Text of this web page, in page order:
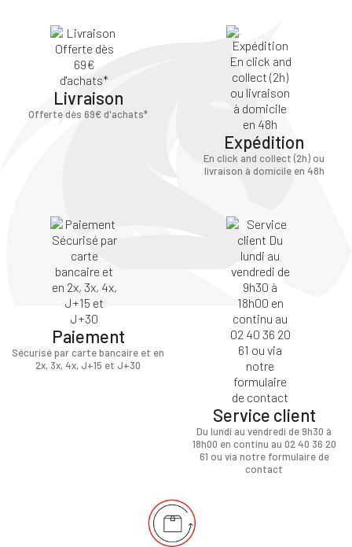
Livraison
Offerte dès 69€ d'achats*
Expédition
En click and collect (2h) ou
livraison à domicile en 48h
Paiement
Sécurisé par carte bancaire et en
2x, 3x, 4x, J+15 et J+30
Service client
Du lundi au vendredi de 9h30 à
18h00 en continu au 02 40 36 20
61 ou via notre formulaire de
contact